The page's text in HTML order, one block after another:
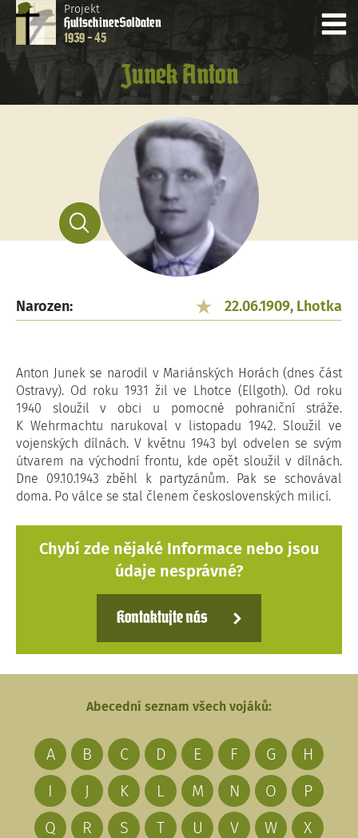
Projekt
HultschinerSoldaten
1939 - 45
Junek Anton
Narozen: 22.06.1909, Lhotka
Anton Junek se narodil v Mariánských Horách (dnes část
Ostravy). Od roku 1931 žil ve Lhotce (Ellgoth). Od roku
1940 sloužil v obci u pomocné pohraniční stráže.
K Wehrmachtu narukoval v listopadu 1942. Sloužil ve
vojenských dílnách. V květnu 1943 byl odvelen se svým
útvarem na východní frontu, kde opět sloužil v dílnách.
Dne 09.10.1943 zběhl k partyzánům. Pak se schovával
doma. Po válce se stal členem československých milicí.
Chybí zde nějaké Informace nebo jsou
údaje nesprávné?
Kontaktujte nás
Abecední seznam všech vojáků:
A B C D E F G
H
I
J K L M N O
P
Q
R S T U V W
X